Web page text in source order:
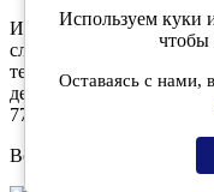
Интернет-портал
службе по надзору в
технологий и массовых
декабря 2019 года.
77189.
Возрастное ограничение
Используем куки
чтобы
Оставаясь с нами,